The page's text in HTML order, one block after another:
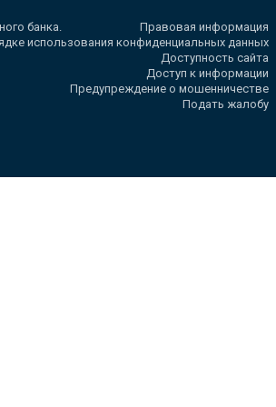
банка.
Правовая информация
использования конфиденциальных данных
Доступность сайта
Доступ к информации
Предупреждение о мошенничестве
Подать жалобу